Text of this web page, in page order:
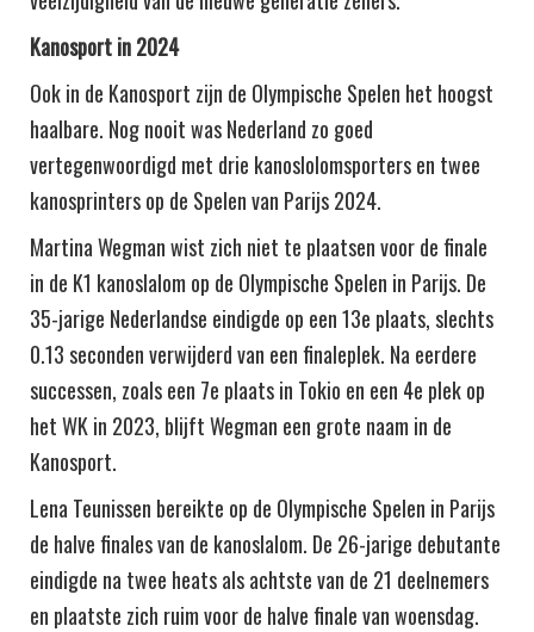
Kanosport in 2024
Ook in de Kanosport zijn de Olympische Spelen het hoogst
haalbare. Nog nooit was Nederland zo goed
vertegenwoordigd met drie kanoslolomsporters en twee
kanosprinters op de Spelen van Parijs 2024.
Martina Wegman wist zich niet te plaatsen voor de finale
in de K1 kanoslalom op de Olympische Spelen in Parijs. De
35-jarige Nederlandse eindigde op een 13e plaats, slechts
0.13 seconden verwijderd van een finaleplek. Na eerdere
successen, zoals een 7e plaats in Tokio en een 4e plek op
het WK in 2023, blijft Wegman een grote naam in de
Kanosport.
Lena Teunissen bereikte op de Olympische Spelen in Parijs
de halve finales van de kanoslalom. De 26-jarige debutante
eindigde na twee heats als achtste van de 21 deelnemers
en plaatste zich ruim voor de halve finale van woensdag.